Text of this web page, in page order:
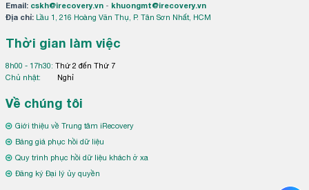
Email: cskh@irecovery.vn- khuongmt@irecovery.vn
Địa chỉ:
Lầu 1, 216 Hoàng Văn Thụ, P. Tân Sơn Nhất, HCM
Thời gian làm việc
8h00 - 17h30: Thứ 2 đến Thứ 7
Chủ nhật:
Nghỉ
Về chúng tôi
Giới thiệu về Trung tâm iRecovery
Bảng giá phục hồi dữ liệu
Quy trình phục hồi dữ liệu khách ở xa
Đăng ký Đại lý ủy quyền